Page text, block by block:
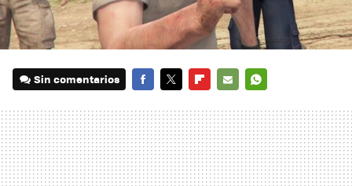
Sin comentarios
MAIL